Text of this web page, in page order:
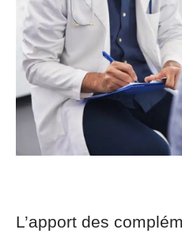
L’apport des